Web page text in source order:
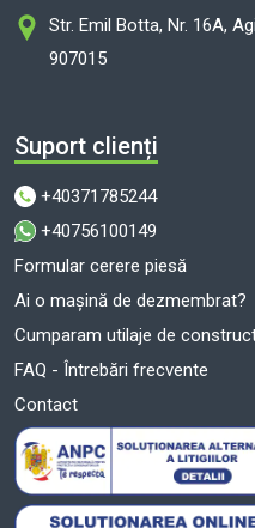
Str. Emil Botta, Nr. 16A,
907015
Suport clienți
+40371785244
+40756100149
Formular cerere piesă
Ai o mașină de dezmembrat?
Cumparam utilaje de
FAQ - Întrebări frecvente
Contact